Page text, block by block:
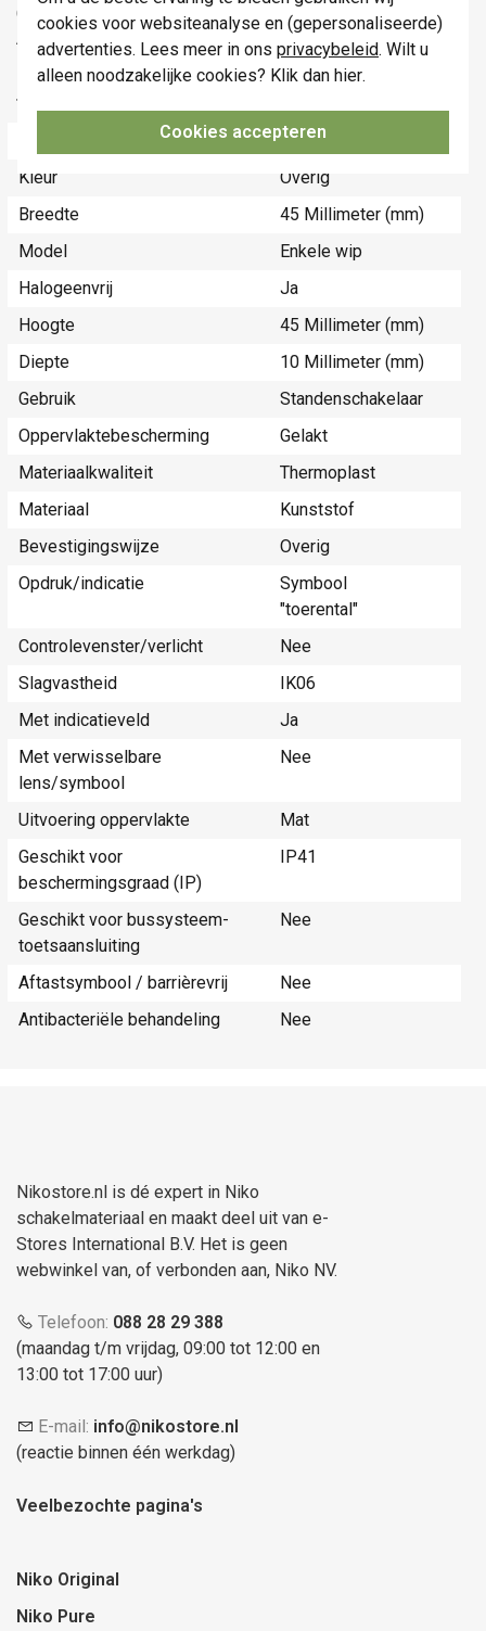
cookies voor websiteanalyse en (gepersonaliseerde)
advertenties. Lees meer in ons privacybeleid. Wilt u
alleen noodzakelijke cookies? Klik dan hier.
Cookies accepteren
(HxB)
Afmetingen (HxBxD): 55.8 x 55.8 x 10.5 mm
Markering: CE
Technische specificaties
Waarde
Kleur
Overig
Breedte
45 Millimeter (mm)
Model
Enkele wip
Halogeenvrij
Ja
Hoogte
45 Millimeter (mm)
Diepte
10 Millimeter (mm)
Gebruik
Standenschakelaar
Oppervlaktebescherming
Gelakt
Materiaalkwaliteit
Thermoplast
Materiaal
Kunststof
Bevestigingswijze
Overig
Opdruk/indicatie
Symbool
"toerental"
Controlevenster/verlicht
Nee
Slagvastheid
IK06
Met indicatieveld
Ja
Met verwisselbare
lens/symbool
Nee
Uitvoering oppervlakte
Mat
Geschikt voor
beschermingsgraad (IP)
IP41
Geschikt voor bussysteem-
toetsaansluiting
Nee
Aftastsymbool / barrièrevrij
Nee
Antibacteriële behandeling
Nee
Nikostore.nl is dé expert in Niko
schakelmateriaal en maakt deel uit van e-
Stores International B.V. Het is geen
webwinkel van, of verbonden aan, Niko NV.
Telefoon: 088 28 29 388
(maandag t/m vrijdag, 09:00 tot 12:00 en
13:00 tot 17:00 uur)
E-mail: info@nikostore.nl
(reactie binnen één werkdag)
Veelbezochte pagina's
Niko Original
Niko Pure